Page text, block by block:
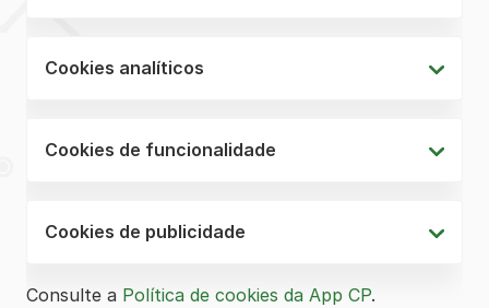
Cookies analíticos
Cookies de funcionalidade
Cookies de publicidade
Consulte a Política de cookies da App CP.